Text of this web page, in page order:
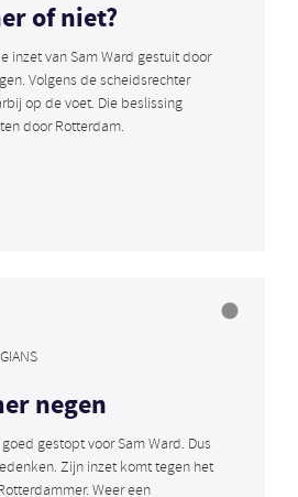
of niet?
inzet van Sam Ward gestuit door
Volgens de scheidsrechter
op de voet. Die beslissing
door Rotterdam.
negen
gestopt voor Sam Ward. Dus
Zijn inzet komt tegen het
Weer een